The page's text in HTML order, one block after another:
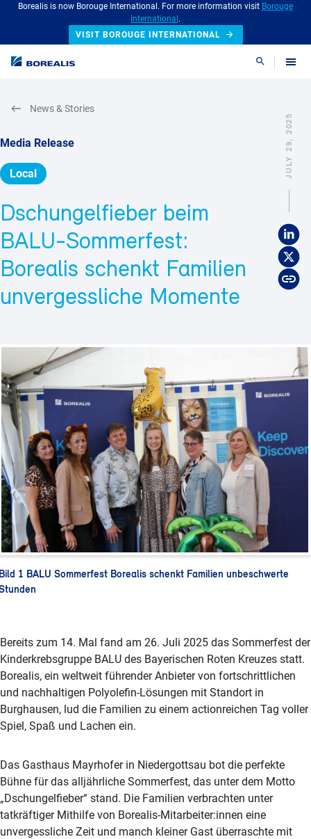
Borealis is now Borouge International. For more information visit Borouge
International .
VISIT BOROUGE INTERNATIONAL
Search
JULY 29, 2025
Media Release
Local
Dschungelfieber beim
BALU-Sommerfest:
Borealis schenkt Familien
unvergessliche Momente
News & Stories
1 BALU Sommerfest Borealis schenkt Familien unbeschwerte
Bereits zum 14. Mal fand am 26. Juli 2025 das Sommerfest der
Kinderkrebsgruppe BALU des Bayerischen Roten Kreuzes statt.
Borealis, ein weltweit führender Anbieter von fortschrittlichen
und nachhaltigen Polyolefin-Lösungen mit Standort in
Burghausen, lud die Familien zu einem actionreichen Tag voller
Spiel, Spaß und Lachen ein.
Das Gasthaus Mayrhofer in Niedergottsau bot die perfekte
Bühne für das alljährliche Sommerfest, das unter dem Motto
„Dschungelfieber“ stand. Die Familien verbrachten unter
tatkräftiger Mithilfe von Borealis-Mitarbeiter:innen eine
unvergessliche Zeit und manch kleiner Gast überraschte mit